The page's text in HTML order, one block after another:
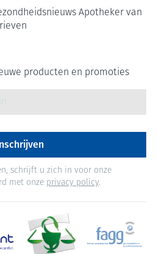
Apotheker van
producten en promoties
schrijft u zich in voor onze
met onze privacy policy.